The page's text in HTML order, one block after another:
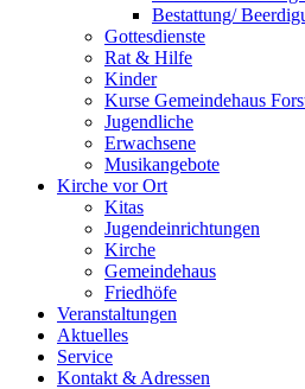
Bestattung/
Gottesdienste
Rat & Hilfe
Kinder
Kurse Gemeindehaus
Jugendliche
Erwachsene
Musikangebote
Kirche vor Ort
Kitas
Jugendeinrichtungen
Kirche
Gemeindehaus
Friedhöfe
Veranstaltungen
Aktuelles
Service
Kontakt & Adressen